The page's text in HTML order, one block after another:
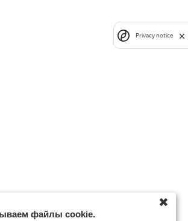
файлы cookie.
✖
Privacy notice